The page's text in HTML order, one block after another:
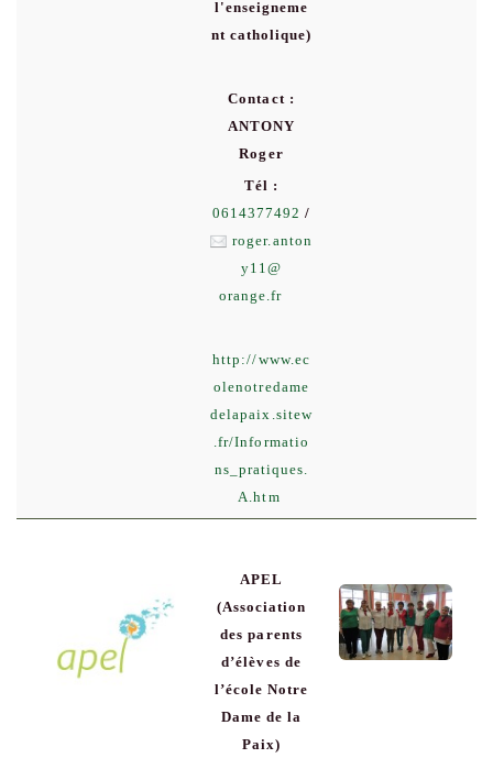
l'enseigneme
nt catholique)
Contact :
ANTONY
Roger
Tél :
0614377492/
roger.anton
y11@
orange.fr
http://www.ec
olenotredame
delapaix.sitew
.fr/Informatio
ns_pratiques.
A.htm
APEL
(Association
des parents
d’élèves de
l’école Notre
Dame de la
Paix)